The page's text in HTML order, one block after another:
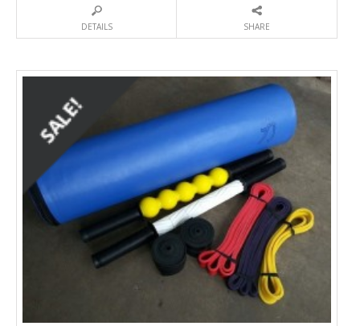
DETAILS SHARE